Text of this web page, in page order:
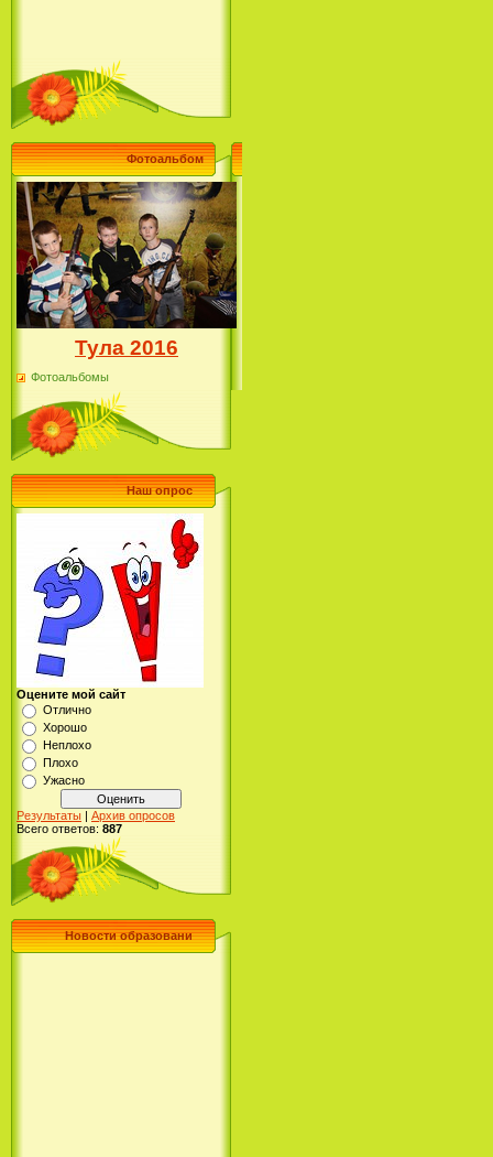
Фотоальбом
Тула 2016
Фотоальбомы
Наш опрос
Оцените мой сайт
Отлично
Хорошо
Неплохо
Плохо
Ужасно
Результаты | Архив опросов
Всего ответов: 887
Новости образовани